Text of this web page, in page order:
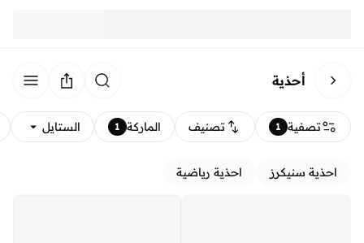
أحذية
تصفية 1 تصنيف الماركة 1 الستايل
احذية سنيكرز احذية رياضية